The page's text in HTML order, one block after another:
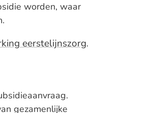
worden, waar
eerstelijnszorg.
gezamenlijke